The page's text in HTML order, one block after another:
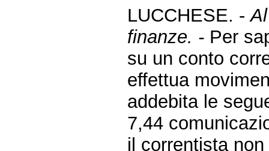
LUCCHESE. -
finanze. - Per
su un conto
effettua
addebita le
7,44
il correntista